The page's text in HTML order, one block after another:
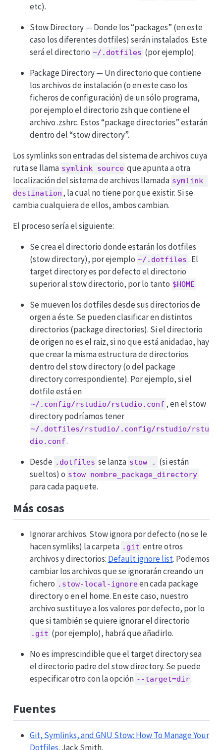
etc).
Stow Directory — Donde los “packages” (en este
caso los diferentes dotfiles) serán instalados. Este
será el directorio ~/.dotfiles (por ejemplo).
Package Directory — Un directorio que contiene
los archivos de instalación (o en este caso los
ficheros de configuración) de un sólo programa,
por ejemplo el directorio zsh que contiene el
archivo .zshrc. Estos “package directories” estarán
dentro del “stow directory”.
Los symlinks son entradas del sistema de archivos cuya
ruta se llama symlink source que apunta a otra
localización del sistema de archivos llamada symlink
destination , la cual no tiene por que existir. Si se
cambia cualquiera de ellos, ambos cambian.
El proceso sería el siguiente:
Se crea el directorio donde estarán los dotfiles
(stow directory), por ejemplo ~/.dotfiles . El
target directory es por defecto el directorio
superior al stow directorio, por lo tanto $HOME
Se mueven los dotfiles desde sus directorios de
orgen a éste. Se pueden clasificar en distintos
directorios (package directories). Si el directorio
de origen no es el raiz, si no que está anidadao, hay
que crear la misma estructura de directorios
dentro del stow directory (o del package
directory correspondiente). Por ejemplo, si el
dotfile está en
~/.config/rstudio/rstudio.conf , en el stow
directory podríamos tener
~/.dotfiles/rstudio/.config/rstudio/rstu
dio.conf.
Desde .dotfiles se lanza stow . (si están
sueltos) o stow nombre_package_directory
para cada paquete.
Más cosas
Ignorar archivos. Stow ignora por defecto (no se le
hacen symliks) la carpeta .git entre otros
archivos y directorios: Default ignore list. Podemos
cambiar los archivos que se ignorarán creando un
fichero .stow-local-ignoreen cada package
directory o en el home. En este caso, nuestro
archivo sustituye a los valores por defecto, por lo
que si también se quiere ignorar el directorio
.git (por ejemplo), habrá que añadirlo.
No es imprescindible que el target directory sea
el directorio padre del stow directory. Se puede
especificar otro con la opción --target=dir.
Fuentes
Git, Symlinks, and GNU Stow: How To Manage Your
Dotfiles. Jack Smith.